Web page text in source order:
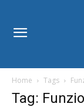
Home Tags
Tag: